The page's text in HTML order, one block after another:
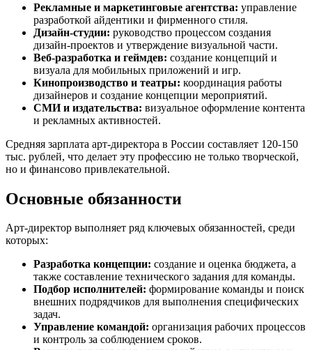
Рекламные и маркетинговые агентства: управление
разработкой айдентики и фирменного стиля.
Дизайн-студии: руководство процессом создания
дизайн-проектов и утверждение визуальной части.
Веб-разработка и геймдев: создание концепций и
визуала для мобильных приложений и игр.
Кинопроизводство и театры: координация работы
дизайнеров и создание концепции мероприятий.
СМИ и издательства: визуальное оформление контента
и рекламных активностей.
Средняя зарплата арт-директора в России составляет 120-150
тыс. рублей, что делает эту профессию не только творческой,
но и финансово привлекательной.
Основные обязанности
Арт-директор выполняет ряд ключевых обязанностей, среди
которых:
Разработка концепции: создание и оценка бюджета, а
также составление технического задания для команды.
Подбор исполнителей: формирование команды и поиск
внешних подрядчиков для выполнения специфических
задач.
Управление командой: организация рабочих процессов
и контроль за соблюдением сроков.